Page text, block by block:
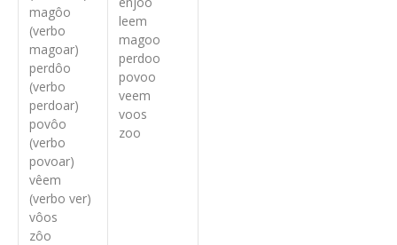
magôo
(verbo
magoar)
perdôo
(verbo
perdoar)
povôo
(verbo
povoar)
vêem
(verbo ver)
vôos
zôo
leem
magoo
perdoo
povoo
veem
voos
zoo